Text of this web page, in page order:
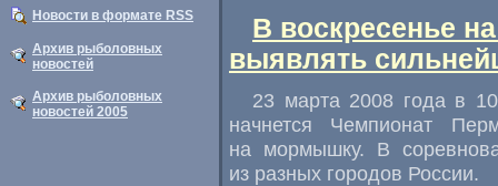
Новости в формате RSS
Архив рыболовных
новостей
Архив рыболовных
новостей 2005
В воскресенье
выявлять
23 марта 2008 года в
начнется Чемпионат
на мормышку. В
из разных городов России.